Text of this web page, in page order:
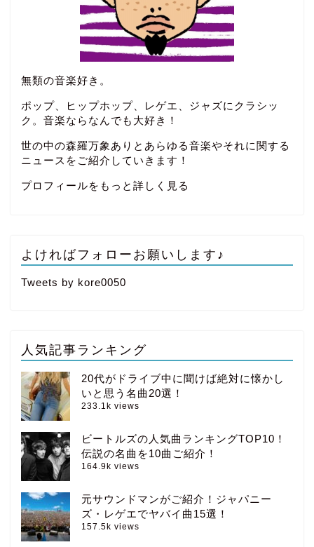
無類の音楽好き。
ポップ、ヒップホップ、レゲエ、ジャズにクラシッ
ク。音楽ならなんでも大好き！
世の中の森羅万象ありとあらゆる音楽やそれに関する
ニュースをご紹介していきます！
プロフィールをもっと詳しく見る
よければフォローお願いします♪
Tweets by kore0050
人気記事ランキング
20代がドライブ中に聞けば絶対に懐かし
いと思う名曲20選！
233.1k views
ビートルズの人気曲ランキングTOP10！
伝説の名曲を10曲ご紹介！
164.9k views
元サウンドマンがご紹介！ジャパニー
ズ・レゲエでヤバイ曲15選！
157.5k views